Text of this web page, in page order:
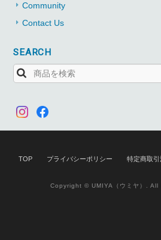
Community
Contact Us
SEARCH
TOP プライバシーポリシー 特定商取
Copyright © UMIYA（ウミヤ）.